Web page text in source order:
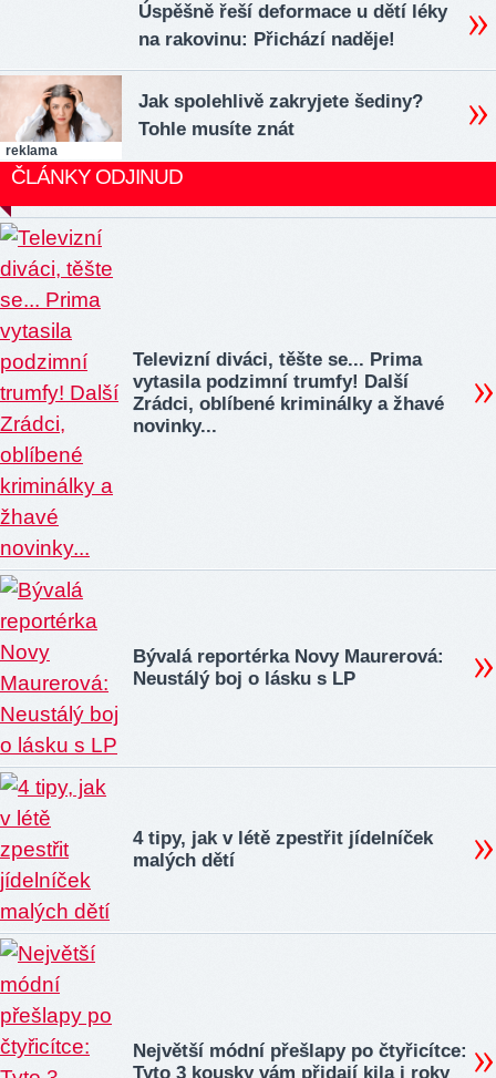
Úspěšně řeší deformace u dětí léky
na rakovinu: Přichází naděje!
reklama
Jak spolehlivě zakryjete šediny?
Tohle musíte znát
ČLÁNKY ODJINUD
Televizní diváci, těšte se... Prima
vytasila podzimní trumfy! Další
Zrádci, oblíbené kriminálky a žhavé
novinky...
Bývalá reportérka Novy Maurerová:
Neustálý boj o lásku s LP
4 tipy, jak v létě zpestřit jídelníček
malých dětí
Největší módní přešlapy po čtyřicítce:
Tyto 3 kousky vám přidají kila i roky